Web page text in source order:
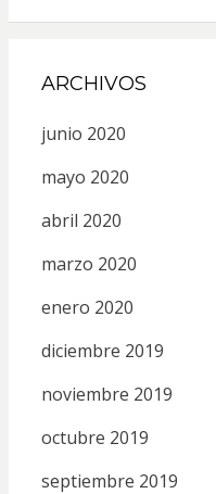
ARCHIVOS
junio 2020
mayo 2020
abril 2020
marzo 2020
enero 2020
diciembre 2019
noviembre 2019
octubre 2019
septiembre 2019